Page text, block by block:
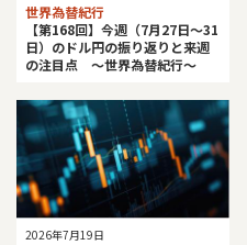
世界為替紀行
【第168回】今週（7月27日～31
日）のドル円の振り返りと来週
の注目点 ～世界為替紀行～
2026年7月19日